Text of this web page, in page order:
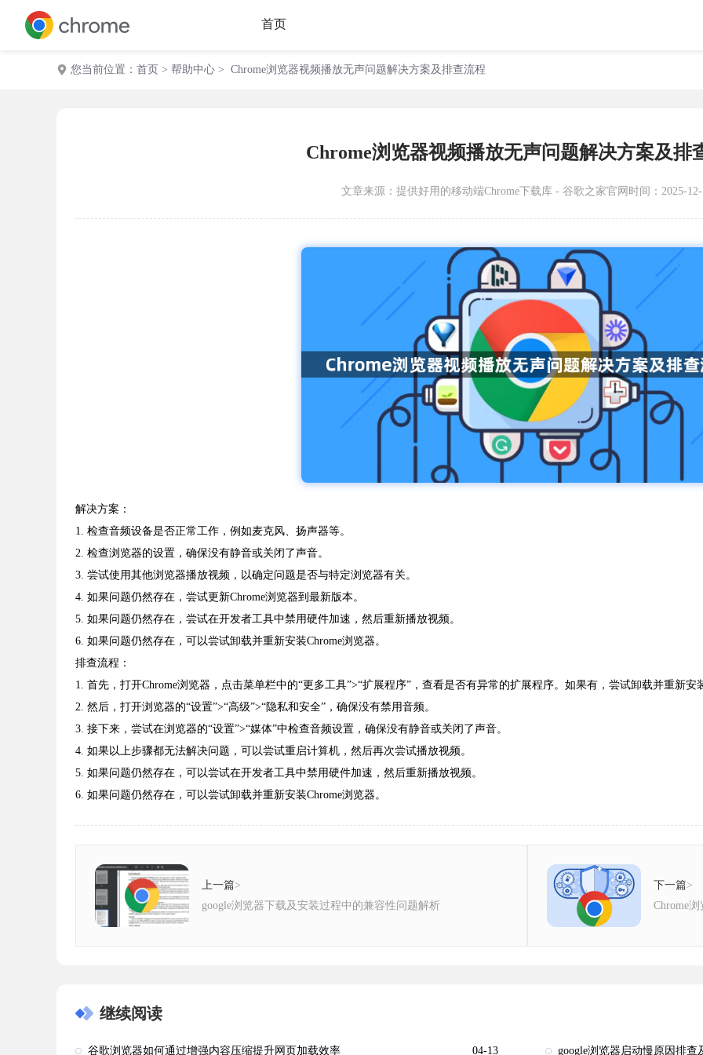
首页
您当前位置： 首页 > 帮助中心 > Chrome浏览器视频播放无声问题解决方案及排查流程
Chrome浏览器视频播放无声问题解决方案及排
文章来源： 提供好用的移动端Chrome下载库 - 谷歌之家官网 时间：2025-
解决方案：
1. 检查音频设备是否正常工作，例如麦克风、扬声器等。
2. 检查浏览器的设置，确保没有静音或关闭了声音。
3. 尝试使用其他浏览器播放视频，以确定问题是否与特定浏览器有关。
4. 如果问题仍然存在，尝试更新Chrome浏览器到最新版本。
5. 如果问题仍然存在，尝试在开发者工具中禁用硬件加速，然后重新播放视频。
6. 如果问题仍然存在，可以尝试卸载并重新安装Chrome浏览器。
排查流程：
1. 首先，打开Chrome浏览器，点击菜单栏中的“更多工具”>“扩展程序”，查看是否有异常的扩展程序。如果有，尝试卸载并重新安
2. 然后，打开浏览器的“设置”>“高级”>“隐私和安全”，确保没有禁用音频。
3. 接下来，尝试在浏览器的“设置”>“媒体”中检查音频设置，确保没有静音或关闭了声音。
4. 如果以上步骤都无法解决问题，可以尝试重启计算机，然后再次尝试播放视频。
5. 如果问题仍然存在，可以尝试在开发者工具中禁用硬件加速，然后重新播放视频。
6. 如果问题仍然存在，可以尝试卸载并重新安装Chrome浏览器。
上一篇>
google浏览器下载及安装过程中的兼容性问题解析
下一篇>
Chrome
继续阅读
谷歌浏览器如何通过增强内容压缩提升网页加载效率 04-13 google浏览器启动慢原因排查